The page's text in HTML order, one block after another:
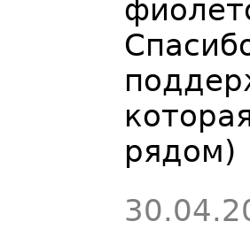
рядом)